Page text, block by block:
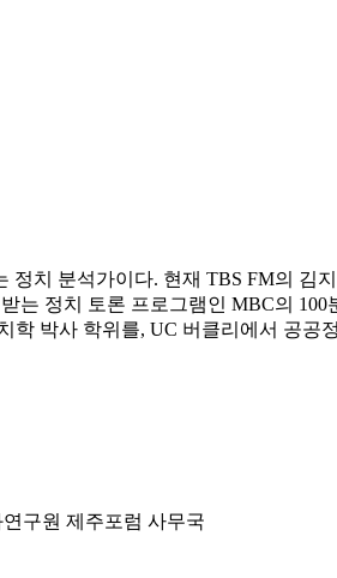
치 분석가이다. 현재 TBS FM의
는 정치 토론 프로그램인 MBC의
박사 학위를, UC 버클리에서 공
구원 제주포럼 사무국